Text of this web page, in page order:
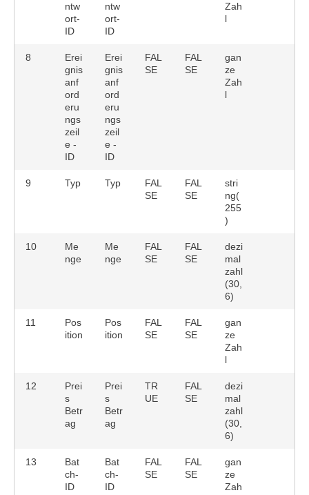
ntw
ort-
ID
ntw
ort-
ID
Zah
l
8
Erei
gnis
anf
ord
eru
ngs
zeil
e -
ID
Erei
gnis
anf
ord
eru
ngs
zeil
e -
ID
FAL
SE
FAL
SE
gan
ze
Zah
l
9 Typ Typ
FAL
SE
FAL
SE
stri
ng(
255
)
10
Me
nge
Me
nge
FAL
SE
FAL
SE
dezi
mal
zahl
(30,
6)
11
Pos
ition
Pos
ition
FAL
SE
FAL
SE
gan
ze
Zah
l
12
Prei
s
Betr
ag
Prei
s
Betr
ag
TR
UE
FAL
SE
dezi
mal
zahl
(30,
6)
13
Bat
ch-
ID
Bat
ch-
ID
FAL
SE
FAL
SE
gan
ze
Zah